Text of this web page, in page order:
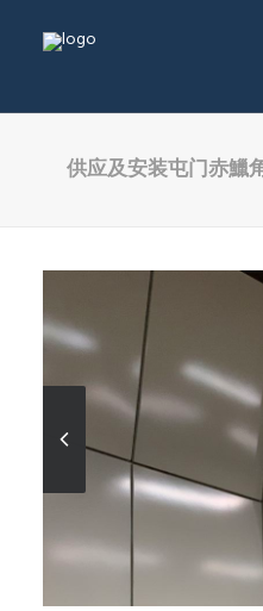
服务及产品
生产中心
最新消息
关於葆冈
联络我们
ENG
繁體
供应及安装屯门赤鱲